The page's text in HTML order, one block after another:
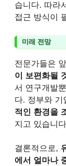
습니다. 따라
접근 방식이
미래 전망
전문가들은
이 보편화될
서 연구개발
다. 정부와 기
적인 환경을
지고 있습니
결론적으로,
에서 얼마나